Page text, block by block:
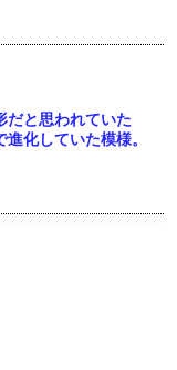
だと思われていた
進化していた模様。